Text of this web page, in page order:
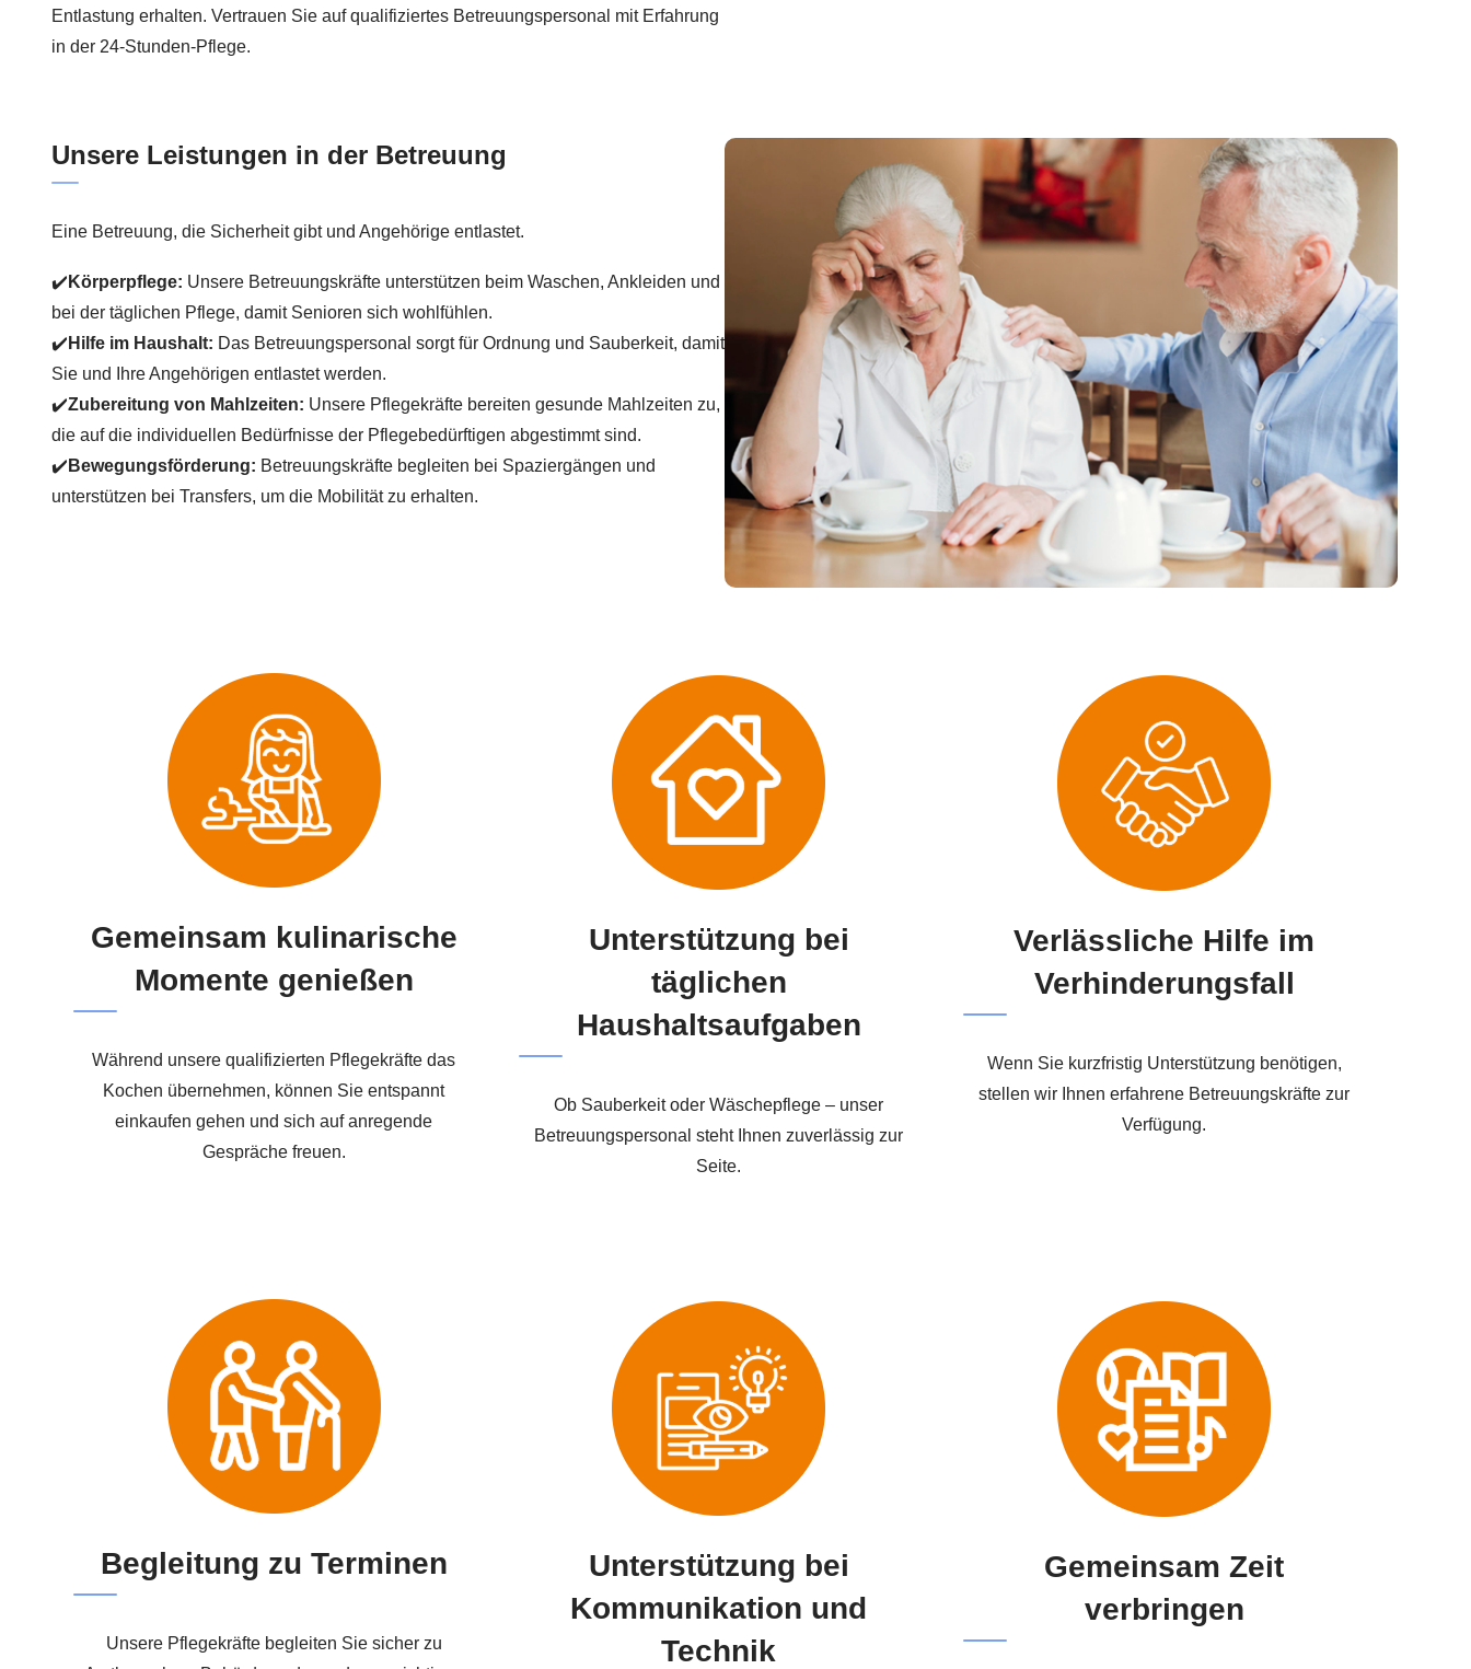
Entlastung erhalten. Vertrauen Sie auf qualifiziertes Betreuungspersonal mit Erfahrung
in der 24-Stunden-Pflege.
Unsere Leistungen in der Betreuung
Eine Betreuung, die Sicherheit gibt und Angehörige entlastet.
✔️ Körperpflege: Unsere Betreuungskräfte unterstützen beim Waschen, Ankleiden und
bei der täglichen Pflege, damit Senioren sich wohlfühlen.
✔️ Hilfe im Haushalt: Das Betreuungspersonal sorgt für Ordnung und Sauberkeit, damit
Sie und Ihre Angehörigen entlastet werden.
✔️Zubereitung von Mahlzeiten: Unsere Pflegekräfte bereiten gesunde Mahlzeiten zu,
die auf die individuellen Bedürfnisse der Pflegebedürftigen abgestimmt sind.
✔️ Bewegungsförderung: Betreuungskräfte begleiten bei Spaziergängen und
unterstützen bei Transfers, um die Mobilität zu erhalten.
Gemeinsam kulinarische
Momente genießen
Während unsere qualifizierten Pflegekräfte das
Kochen übernehmen, können Sie entspannt
einkaufen gehen und sich auf anregende
Gespräche freuen.
Unterstützung bei
täglichen
Haushaltsaufgaben
Ob Sauberkeit oder Wäschepflege – unser
Betreuungspersonal steht Ihnen zuverlässig zur
Seite.
Verlässliche Hilfe im
Verhinderungsfall
Wenn Sie kurzfristig Unterstützung benötigen,
stellen wir Ihnen erfahrene Betreuungskräfte zur
Verfügung.
Begleitung zu Terminen
Unsere Pflegekräfte begleiten Sie sicher zu
Unterstützung bei
Kommunikation und
Technik
Gemeinsam Zeit
verbringen